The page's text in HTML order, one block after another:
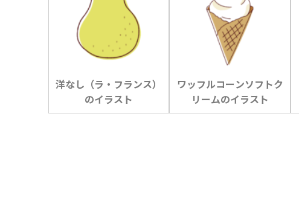
洋なし（ラ・フランス）
のイラスト
ワッフルコーンソフトク
リームのイラスト